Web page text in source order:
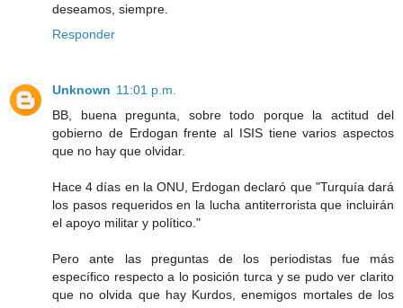
deseamos, siempre.
Responder
Unknown 11:01 p.m.
BB, buena pregunta, sobre todo porque la actitud del
gobierno de Erdogan frente al ISIS tiene varios aspectos
que no hay que olvidar.
Hace 4 días en la ONU, Erdogan declaró que "Turquía dará
los pasos requeridos en la lucha antiterrorista que incluirán
el apoyo militar y político."
Pero ante las preguntas de los periodistas fue más
específico respecto a lo posición turca y se pudo ver clarito
que no olvida que hay Kurdos, enemigos mortales de los